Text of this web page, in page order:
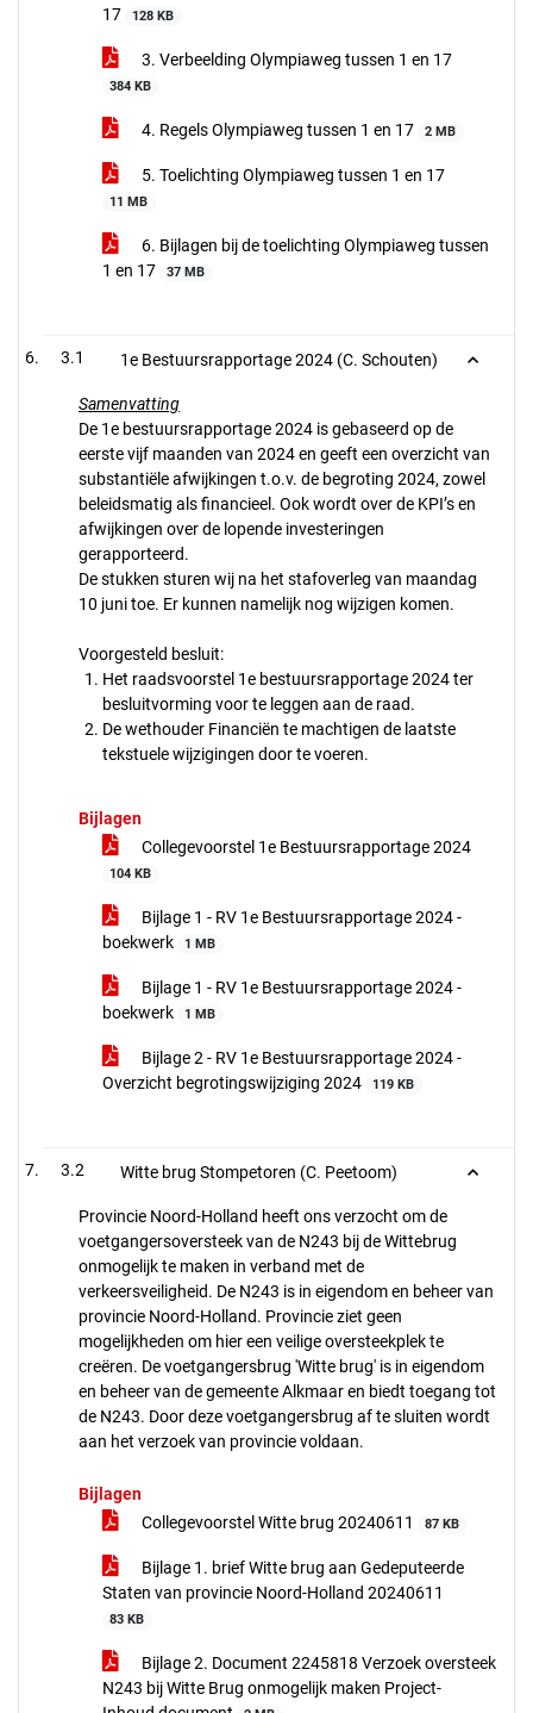
17
128 KB
3. Verbeelding Olympiaweg tussen 1 en 17
384 KB
4. Regels Olympiaweg tussen 1 en 17 2 MB
5. Toelichting Olympiaweg tussen 1 en 17
11 MB
6. Bijlagen bij de toelichting Olympiaweg tussen
1 en 17
37 MB
3.1 1e Bestuursrapportage 2024 (C. Schouten)
Samenvatting
De 1e bestuursrapportage 2024 is gebaseerd op de
eerste vijf maanden van 2024 en geeft een overzicht van
substantiële afwijkingen t.o.v. de begroting 2024, zowel
beleidsmatig als financieel. Ook wordt over de KPI’s en
afwijkingen over de lopende investeringen
gerapporteerd.
De stukken sturen wij na het stafoverleg van maandag
10 juni toe. Er kunnen namelijk nog wijzigen komen.
Voorgesteld besluit:
Het raadsvoorstel 1e bestuursrapportage 2024 ter
besluitvorming voor te leggen aan de raad.
De wethouder Financiën te machtigen de laatste
tekstuele wijzigingen door te voeren.
Bijlagen
Collegevoorstel 1e Bestuursrapportage 2024
104 KB
Bijlage 1 - RV 1e Bestuursrapportage 2024 -
boekwerk
1 MB
Bijlage 1 - RV 1e Bestuursrapportage 2024 -
boekwerk
1 MB
Bijlage 2 - RV 1e Bestuursrapportage 2024 -
Overzicht begrotingswijziging 2024
119 KB
3.2 Witte brug Stompetoren (C. Peetoom)
Provincie Noord-Holland heeft ons verzocht om de
voetgangersoversteek van de N243 bij de Wittebrug
onmogelijk te maken in verband met de
verkeersveiligheid. De N243 is in eigendom en beheer van
provincie Noord-Holland. Provincie ziet geen
mogelijkheden om hier een veilige oversteekplek te
creëren. De voetgangersbrug 'Witte brug' is in eigendom
en beheer van de gemeente Alkmaar en biedt toegang tot
de N243. Door deze voetgangersbrug af te sluiten wordt
aan het verzoek van provincie voldaan.
Bijlagen
Collegevoorstel Witte brug 20240611
87 KB
Bijlage 1. brief Witte brug aan Gedeputeerde
Staten van provincie Noord-Holland 20240611
83 KB
Bijlage 2. Document 2245818 Verzoek oversteek
N243 bij Witte Brug onmogelijk maken Project-